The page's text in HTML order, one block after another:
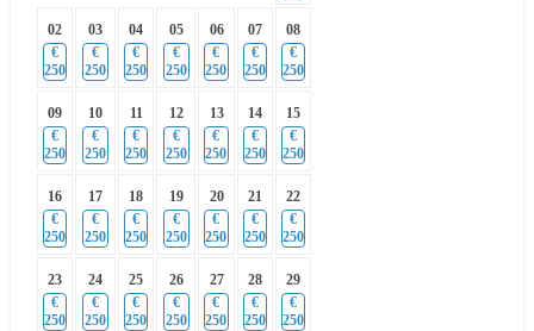
02
€
250
03
€
250
04
€
250
05
€
250
06
€
250
07
€
250
08
€
250
09
€
250
10
€
250
11
€
250
12
€
250
13
€
250
14
€
250
15
€
250
16
€
250
17
€
250
18
€
250
19
€
250
20
€
250
21
€
250
22
€
250
23
€
250
24
€
250
25
€
250
26
€
250
27
€
250
28
€
250
29
€
250